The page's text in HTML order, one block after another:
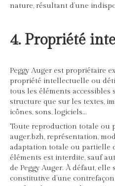
nature, résultant d’une
4. Propriété
Peggy Auger est propriétaire
propriété intellectuelle ou
tous les éléments accessibles
structure que sur les textes,
icônes, sons, logiciels…
Toute reproduction totale ou
auger.bzh, représentation,
adaptation totale ou partielle
éléments est interdite, sauf
de Peggy Auger. À défaut, elle
constitutive d’une